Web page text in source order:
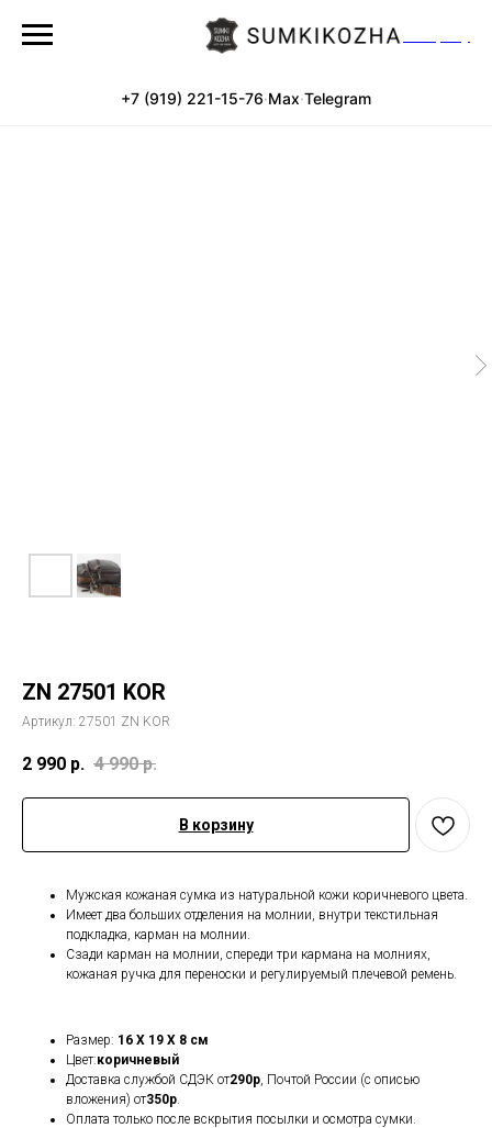
+7 (919) 221-15-76·Max·Telegram
ZN 27501 KOR
Артикул: 27501 ZN KOR
2 990 р. 4 990 р.
В корзину
Мужская кожаная сумка из натуральной кожи коричневого цвета.
Имеет два больших отделения на молнии, внутри текстильная
подкладка, карман на молнии.
Сзади карман на молнии, спереди три кармана на молниях,
кожаная ручка для переноски и регулируемый плечевой ремень.
Размер: 16 X 19 X 8 см
Цвет:коричневый
Доставка службой СДЭК от290р, Почтой России (с описью
вложения) от350р.
Оплата только после вскрытия посылки и осмотра сумки.